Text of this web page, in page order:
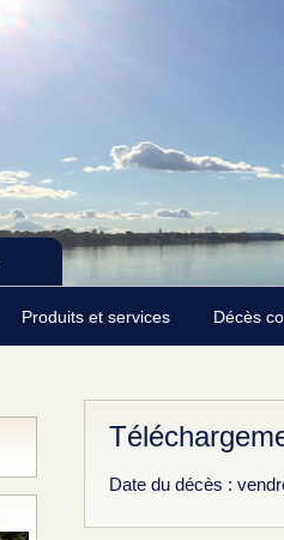
Produits et services Décès
Date du décès :